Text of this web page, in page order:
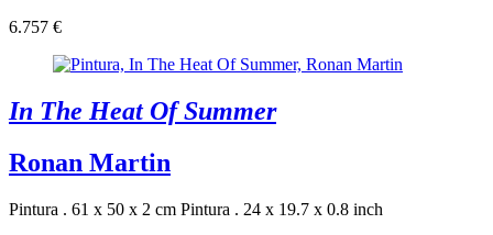
6.757 €
In The Heat Of Summer
Ronan Martin
Pintura . 61 x 50 x 2 cm Pintura . 24 x 19.7 x 0.8 inch